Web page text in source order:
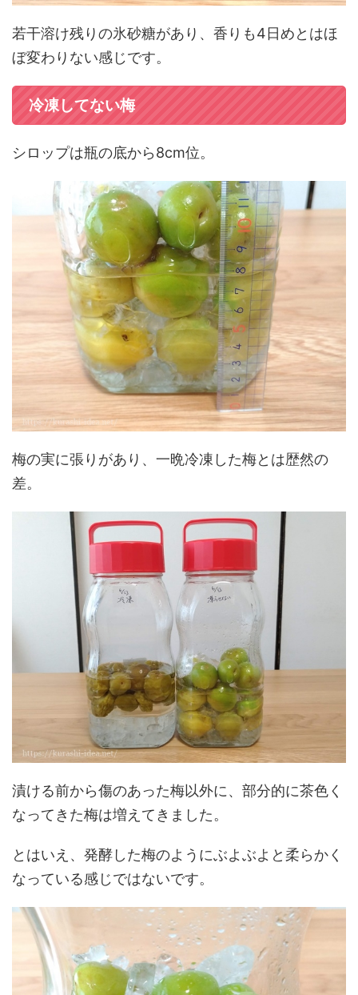
若干溶け残りの氷砂糖があり、香りも4日めとはほ
ぼ変わりない感じです。
冷凍してない梅
シロップは瓶の底から8cm位。
梅の実に張りがあり、一晩冷凍した梅とは歴然の
差。
漬ける前から傷のあった梅以外に、部分的に茶色く
なってきた梅は増えてきました。
とはいえ、発酵した梅のようにぶよぶよと柔らかく
なっている感じではないです。